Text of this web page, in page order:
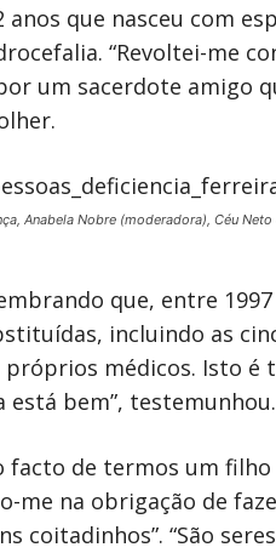
que nasceu com
“Revoltei-me
um sacerdote amigo
Anabela Nobre (moderadora), Céu
que, entre
incluindo as
médicos. Isto
está bem”, testemunhou.
facto de termos um
me na obrigação de
coitadinhos”. “São